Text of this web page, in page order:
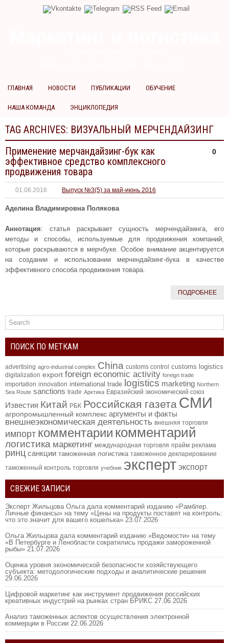
ГЛАВНАЯ НОВОСТИ ПУБЛИКАЦИИ ОБУЧЕНИЕ
НАША КОМАНДА ЭНЦИКЛОПЕДИЯ
TAG ARCHIVES: ВИЗУАЛЬНЫЙ МЕРЧЕНДАЙЗИНГ
0
Применение мерчандайзинг-бук как
эффективное средство комплексного
продвижения товара
01.06.2016 Выпуск №3(5) за май-июнь 2016
Аделина Владимировна Полякова
Аннотация: статья раскрывает сущность мерчендайзинга, его
методы и способы, используемые для продвижения компаний,
которые раскрываются в мерчбуке. Особое внимание акцентируется
на создании и использовании мерчендайзинг-бука в качестве
эффективного способа продвижения товара.
ПОДРОБНЕЕ
ПОИСК ПО МЕТКАМ
advertising agro-industrial complex China customs control customs logistics
digitalization export foreign economic activity foreign trade
importation innovation international trade logistics marketing Northern
Sea Route sanctions trade Арктика Евразийский экономический союз
Известия Китай РБК Российская газета СМИ
агропромышленный комплекс аргументы и факты
внешнеэкономическая деятельность внешняя торговля
импорт комментарии комментарий
логистика маркетинг международная торговля прайм реклама
ринц санкции таможенная логистика таможенное декларирование
таможенный контроль торговля учебник эксперт экспорт
СВЕЖИЕ ЗАПИСИ
Эксперт Жильцова Ольга дала комментарий изданию «Рамблер.
Личные финансы» на тему «Цены на продукты поставят на контроль:
что это значит для вашего кошелька» 23.07.2026
Ольга Жильцова дала комментарий изданию «Ведомости» на тему
«В Петербурге и Ленобласти сократились продажи замороженной
рыбы» 21.07.2026
Оценка уровня экономической безопасности хозяйствующего
субъекта: методологические подходы и аналитические решения
29.06.2026
Цифровой маркетинг как инструмент продвижения российских
креативных индустрий на рынках стран БРИКС 27.06.2026
Анализ таможенных аспектов осуществления электронной
коммерции в России 22.06.2026